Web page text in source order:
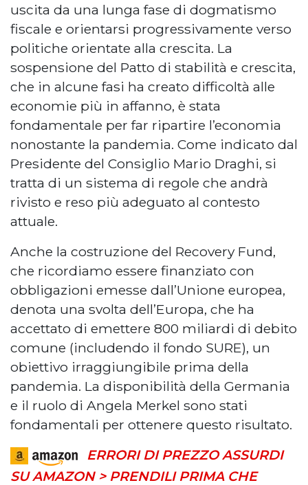
uscita da una lunga fase di dogmatismo
fiscale e orientarsi progressivamente verso
politiche orientate alla crescita. La
sospensione del Patto di stabilità e crescita,
che in alcune fasi ha creato difficoltà alle
economie più in affanno, è stata
fondamentale per far ripartire l’economia
nonostante la pandemia. Come indicato dal
Presidente del Consiglio Mario Draghi, si
tratta di un sistema di regole che andrà
rivisto e reso più adeguato al contesto
attuale.
Anche la costruzione del Recovery Fund,
che ricordiamo essere finanziato con
obbligazioni emesse dall’Unione europea,
denota una svolta dell’Europa, che ha
accettato di emettere 800 miliardi di debito
comune (includendo il fondo SURE), un
obiettivo irraggiungibile prima della
pandemia. La disponibilità della Germania
e il ruolo di Angela Merkel sono stati
fondamentali per ottenere questo risultato.
ERRORI DI PREZZO ASSURDI
SU AMAZON > PRENDILI PRIMA CHE